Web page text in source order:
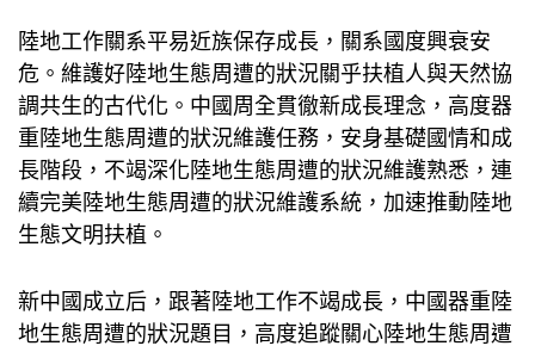
陸地工作關系平易近族保存成長，關系國度興衰安
危。維護好陸地生態周遭的狀況關乎扶植人與天然協
調共生的古代化。中國周全貫徹新成長理念，高度器
重陸地生態周遭的狀況維護任務，安身基礎國情和成
長階段，不竭深化陸地生態周遭的狀況維護熟悉，連
續完美陸地生態周遭的狀況維護系統，加速推動陸地
生態文明扶植。
新中國成立后，跟著陸地工作不竭成長，中國器重陸
地生態周遭的狀況題目，高度追蹤關心陸地生態周遭